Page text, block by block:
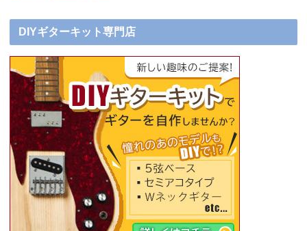
DIYギターキット専門店